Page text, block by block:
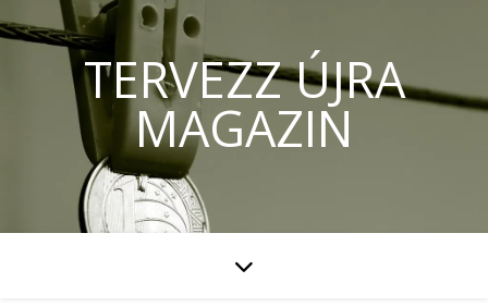
TERVEZZ ÚJRA
MAGAZIN